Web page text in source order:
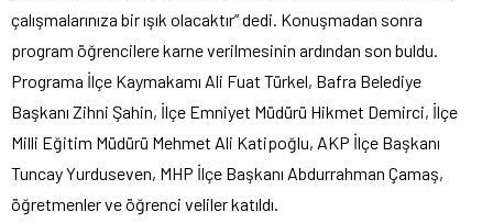
çalışmalarınıza bir ışık olacaktır” dedi. Konuşmadan sonra
program öğrencilere karne verilmesinin ardından son buldu.
Programa İlçe Kaymakamı Ali Fuat Türkel, Bafra Belediye
Başkanı Zihni Şahin, İlçe Emniyet Müdürü Hikmet Demirci, İlçe
Milli Eğitim Müdürü Mehmet Ali Katipoğlu, AKP İlçe Başkanı
Tuncay Yurduseven, MHP İlçe Başkanı Abdurrahman Çamaş,
öğretmenler ve öğrenci veliler katıldı.